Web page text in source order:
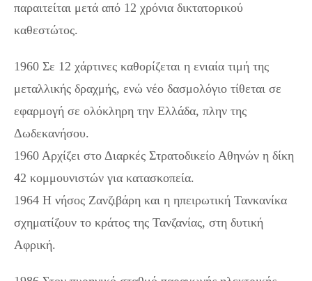
παραιτείται μετά από 12 χρόνια δικτατορικού
καθεστώτος.
1960 Σε 12 χάρτινες καθορίζεται η ενιαία τιμή της
μεταλλικής δραχμής, ενώ νέο δασμολόγιο τίθεται σε
εφαρμογή σε ολόκληρη την Ελλάδα, πλην της
Δωδεκανήσου.
1960 Αρχίζει στο Διαρκές Στρατοδικείο Αθηνών η δίκη
42 κομμουνιστών για κατασκοπεία.
1964 Η νήσος Ζανζιβάρη και η ηπειρωτική Τανκανίκα
σχηματίζουν το κράτος της Τανζανίας, στη δυτική
Αφρική.